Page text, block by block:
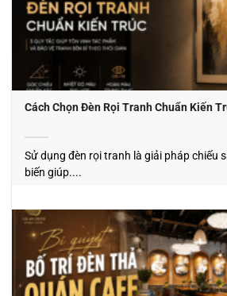
Cách Chọn Đèn Rọi Tranh Chuẩn Kiến
Sử dụng đèn rọi tranh là giải pháp chiếu
biến giúp....